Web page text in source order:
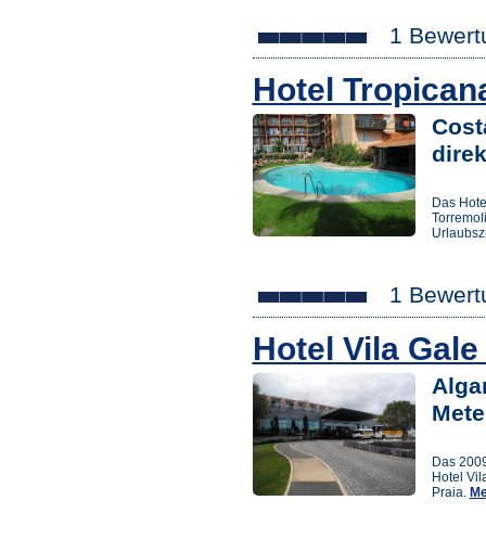
1
Hotel
Das
1
Hotel Vila
Das
Hotel
Praia.